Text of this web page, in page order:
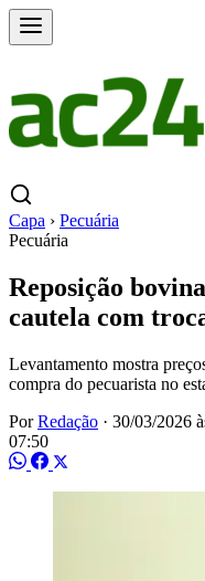
Capa › Pecuária
Pecuária
Reposição
cautela com
Levantamento mostra
compra do pecuarista no
PorRedação · 30/03/2026
07:50